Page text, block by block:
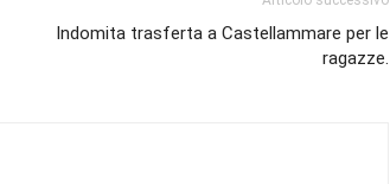
Indomita trasferta a Castellammare per le
ragazze.